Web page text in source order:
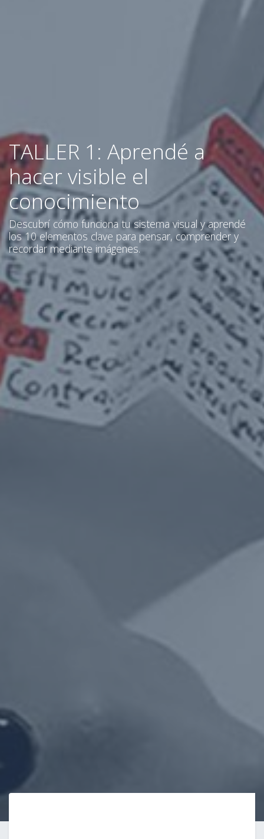
TALLER 1: Aprendé a
hacer visible el
conocimiento
Descubrí cómo funciona tu sistema visual y aprendé
los 10 elementos clave para pensar, comprender y
recordar mediante imágenes.